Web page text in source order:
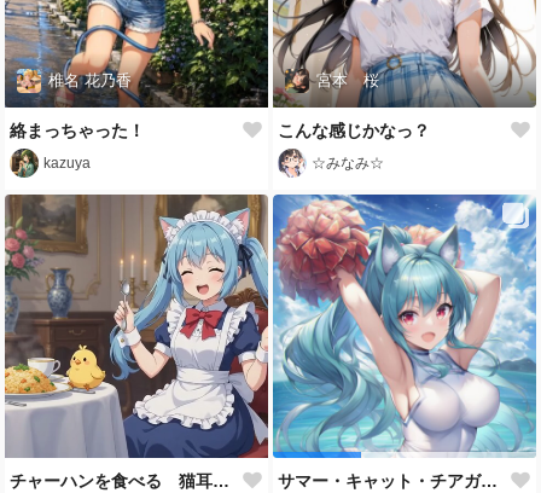
椎名 花乃香
絡まっちゃった！
kazuya
宮本 桜
こんな感じかなっ？
☆みなみ☆
チャーハンを食べる 猫耳ちゃんとひよこ サマー・キャット・チアガール